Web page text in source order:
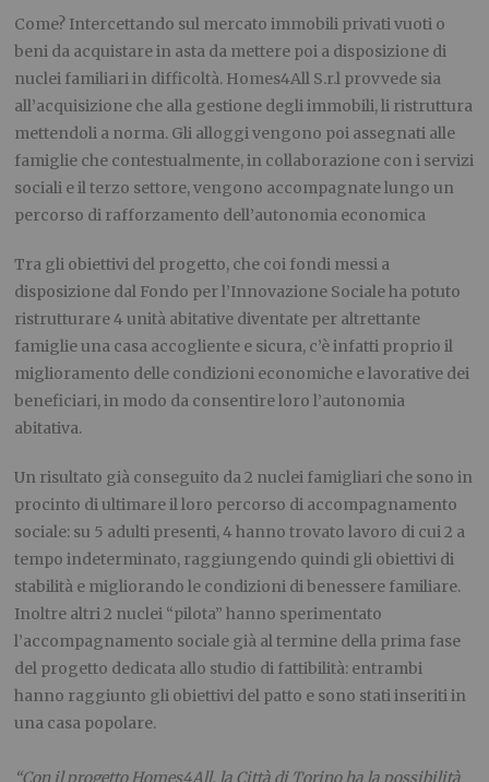
Come? Intercettando sul mercato immobili privati vuoti o
beni da acquistare in asta da mettere poi a disposizione di
nuclei familiari in difficoltà. Homes4All S.r.l provvede sia
all’acquisizione che alla gestione degli immobili, li ristruttura
mettendoli a norma. Gli alloggi vengono poi assegnati alle
famiglie che contestualmente, in collaborazione con i servizi
sociali e il terzo settore, vengono accompagnate lungo un
percorso di rafforzamento dell’autonomia economica
Tra gli obiettivi del progetto, che coi fondi messi a
disposizione dal Fondo per l’Innovazione Sociale ha potuto
ristrutturare 4 unità abitative diventate per altrettante
famiglie una casa accogliente e sicura, c’è infatti proprio il
miglioramento delle condizioni economiche e lavorative dei
beneficiari, in modo da consentire loro l’autonomia
abitativa.
Un risultato già conseguito da 2 nuclei famigliari che sono in
procinto di ultimare il loro percorso di accompagnamento
sociale: su 5 adulti presenti, 4 hanno trovato lavoro di cui 2 a
tempo indeterminato, raggiungendo quindi gli obiettivi di
stabilità e migliorando le condizioni di benessere familiare.
Inoltre altri 2 nuclei “pilota” hanno sperimentato
l’accompagnamento sociale già al termine della prima fase
del progetto dedicata allo studio di fattibilità: entrambi
hanno raggiunto gli obiettivi del patto e sono stati inseriti in
una casa popolare.
“Con il progetto Homes4All, la Città di Torino ha la possibilità